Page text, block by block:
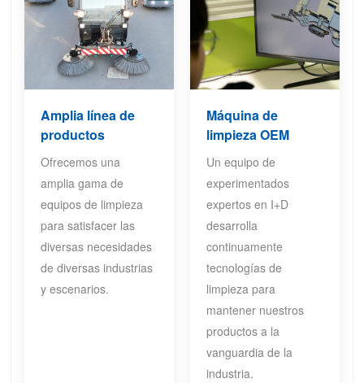
Amplia línea de
productos
Ofrecemos una
amplia gama de
equipos de limpieza
para satisfacer las
diversas necesidades
de diversas industrias
y escenarios.
Máquina de
limpieza OEM
Un equipo de
experimentados
expertos en I+D
desarrolla
continuamente
tecnologías de
limpieza para
mantener nuestros
productos a la
vanguardia de la
industria.